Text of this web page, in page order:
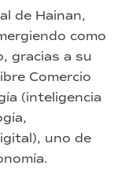
de Hainan,
como
gracias a su
Comercio
(inteligencia
uno de